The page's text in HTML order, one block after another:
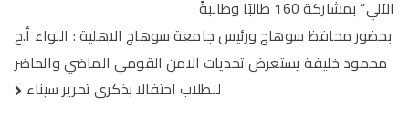
المقالات
الآلي” بمشاركة 160 طالبًا وطالبةً
بحضور محافظ سوهاج ورئيس جامعة سوهاج الاهلية : اللواء أ.ح
محمود خليفة يستعرض تحديات الامن القومي الماضي والحاضر
للطلاب احتفالا بذكرى تحرير سيناء